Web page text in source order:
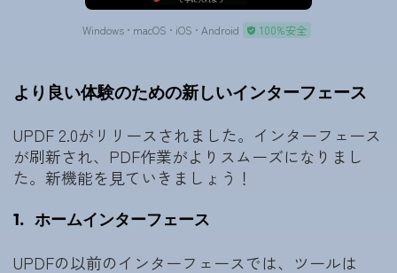
Windows • macOS • iOS • Android 100%安全
より良い体験のための新しいインターフェース
UPDF 2.0がリリースされました。インターフェース
が刷新され、PDF作業がよりスムーズになりまし
た。新機能を見ていきましょう！
1. ホームインターフェース
UPDFの以前のインターフェースでは、ツールは